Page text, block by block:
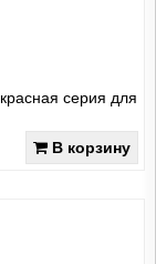
серия для
В корзину